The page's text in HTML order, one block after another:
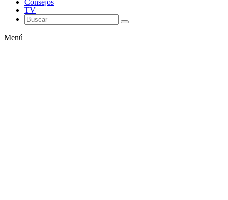
Consejos
TV
Menú